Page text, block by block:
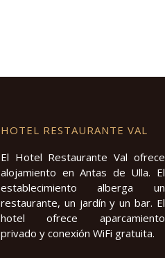
HOTEL RESTAURANTE VAL
El Hotel Restaurante Val ofrece
alojamiento en Antas de Ulla. El
establecimiento alberga un
restaurante, un jardín y un bar. El
hotel ofrece aparcamiento
privado y conexión WiFi gratuita.